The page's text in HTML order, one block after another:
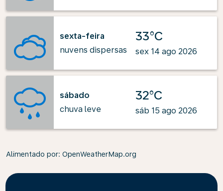
sexta-feira
nuvens dispersas
33°C
sex 14 ago 2026
sábado
chuva leve
32°C
sáb 15 ago 2026
Alimentado por: OpenWeatherMap.org